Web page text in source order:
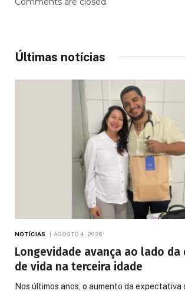
Últimas notícias
NOTÍCIAS AGOSTO 4, 2026
Longevidade avança ao lado da
de vida na terceira idade
Nos últimos anos, o aumento da expectativa